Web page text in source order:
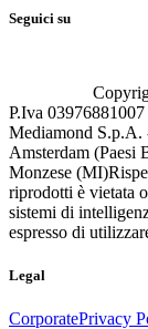
Seguici su
P.Iva
Mediamond S.p.A.
Amsterdam (Paesi
Monzese (MI)
riprodotti è vietata
sistemi di
espresso di
Legal
CorporatePrivacy